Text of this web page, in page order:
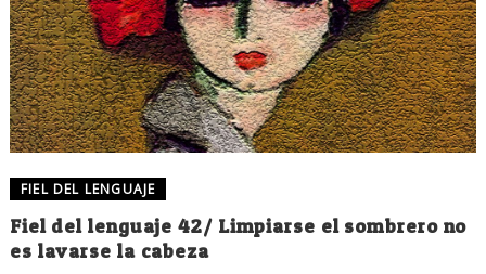
FIEL DEL LENGUAJE
Fiel del lenguaje 42/ Limpiarse el sombrero no
es lavarse la cabeza